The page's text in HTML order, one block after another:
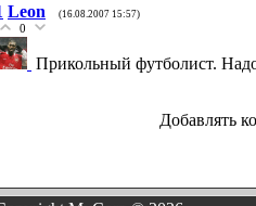
Leon (16.08.2007 15:57)
0
Прикольный футболист.
Добавлять